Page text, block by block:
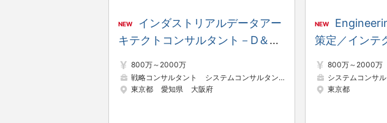
NEW
インダストリアルデータアー
キテクトコンサルタント－D＆
800万～2000万
戦略コンサルタント
システムコンサルタント
リサーチャー・調査員
東京都
愛知県 大阪府
NEW
策定／インテ
ン）
800万～2000万
システムコンサル
東京都